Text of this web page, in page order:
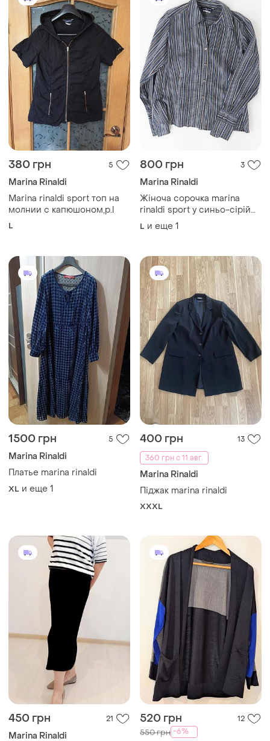
380 грн 5
Marina Rinaldi
Marina rinaldi sport топ на
молнии с капюшоном,р.l
L
800 грн 3
Marina Rinaldi
Жіноча сорочка marina
rinaldi sport у синьо-сірій
смужці, виготовлена в італії.
модель має класичний
довгі рукави з манж
L и еще 1
1500 грн 5
Marina Rinaldi
Платье marina rinaldi
XL и еще 1
400 грн
13
360 грн с 11 авг.
Marina Rinaldi
Піджак marina rinaldi
XXXL
450 грн 21
Marina Rinaldi
520 грн 12
550 грн -6%